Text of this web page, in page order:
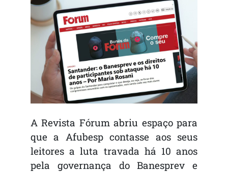
A Revista Fórum abriu espaço para
que a Afubesp contasse aos seus
leitores a luta travada há 10 anos
pela governança do Banesprev e